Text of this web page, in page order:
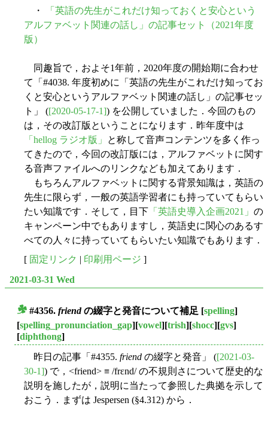
・
「英語の先生がこれだけ知っておくと安心という
アルファベット関連の話し」の記事セット（2021年度
版）
同趣旨で，およそ1年前，2020年度の開始期に合わせ
て「#4038. 年度初めに「英語の先生がこれだけ知ってお
くと安心というアルファベット関連の話し」の記事セッ
ト」 ([2020-05-17-1]) を公開していました．今回のもの
は，その改訂版ということになります．昨年度中は
「hellog ラジオ版」
と称して音声コンテンツを多く作っ
てきたので，今回の改訂版には，アルファベットに関す
る音声ファイルへのリンクなども加えてあります．
もちろんアルファベットに関する背景知識は，英語の
先生に限らず，一般の英語学習者にも持っていてもらい
たい知識です．そして，目下 「英語史導入企画2021」 の
キャンペーン中でもありますし，英語史に関心のあるす
べての人々に持っていてもらいたい知識でもあります．
[ 固定リンク | 印刷用ページ ]
2021-03-31 Wed
#4356. friendの綴字と発音について補足 [spelling]
[spelling_pronunciation_gap][vowel][trish][shocc][gvs]
[diphthong]
昨日の記事「#4355. friend の綴字と発音」 ([2021-03-
30-1]) で，<friend> ≡ /frɛnd/ の不規則さについて歴史的な
説明を施したが，説明に当たって参照した典拠を示して
おこう．まずは Jespersen (§4.312) から．